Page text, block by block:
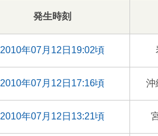
発生時刻
2010年07月12日19:02頃
2010年07月12日17:16頃 沖
2010年07月12日13:21頃